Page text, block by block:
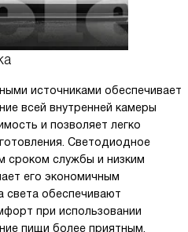
источниками обеспечивает
всей внутренней камеры
и позволяет легко
Светодиодное
сроком службы и низким
его экономичным
света обеспечивают
при использовании
пищи более приятным.